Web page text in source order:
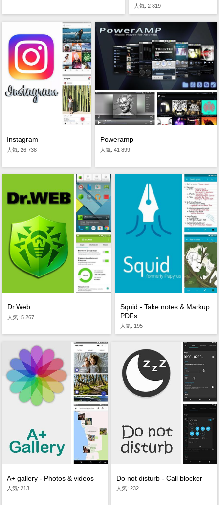
人気: 2 819
Instagram
人気: 26 738
Poweramp
人気: 41 899
Dr.Web
人気: 5 267
Squid - Take notes & Markup
PDFs
人気: 195
A+ gallery - Photos & videos
人気: 213
Do not disturb - Call blocker
人気: 232